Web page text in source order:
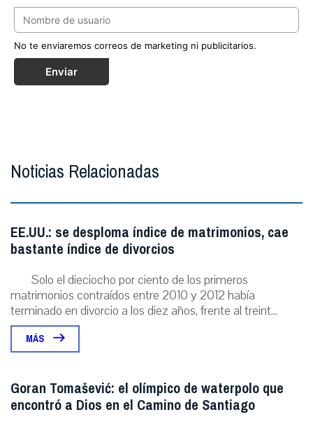
No te enviaremos correos de marketing ni publicitarios.
Enviar
Noticias Relacionadas
EE.UU.: se desploma índice de matrimonios, cae
bastante índice de divorcios
Solo el dieciocho por ciento de los primeros
matrimonios contraídos entre 2010 y 2012 había
terminado en divorcio a los diez años, frente al treint...
MÁS
Goran Tomašević: el olímpico de waterpolo que
encontró a Dios en el Camino de Santiago